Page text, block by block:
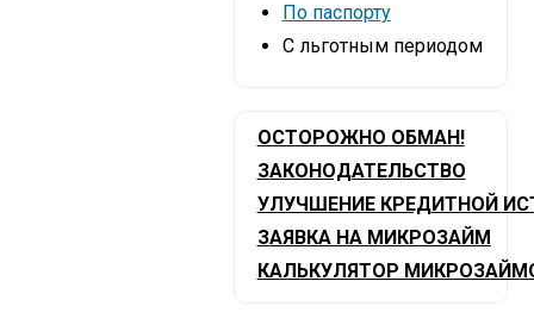
По паспорту
С льготным периодом
ОСТОРОЖНО ОБМАН!
ЗАКОНОДАТЕЛЬСТВО
УЛУЧШЕНИЕ КРЕДИТНОЙ
ЗАЯВКА НА МИКРОЗАЙМ
КАЛЬКУЛЯТОР